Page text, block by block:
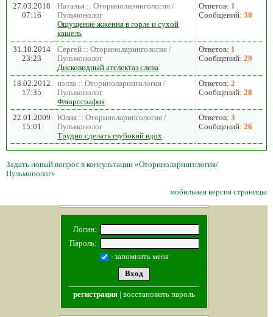
27.03.2018
07:16
Наталья :: Оториноларингология /
Пульмонолог
Ощущение жжения в горле и сухой
кашель
Ответов: 1
Сообщений: 30
31.10.2014
23:23
Сергей :: Оториноларингология /
Пульмонолог
Дисковидный ателектаз слева
Ответов: 1
Сообщений: 29
18.02.2012
17:35
нэлла :: Оториноларингология /
Пульмонолог
Флюрография
Ответов: 2
Сообщений: 28
22.01.2009
15:01
Юлия :: Оториноларингология /
Пульмонолог
Трудно сделать глубокий вдох
Ответов: 3
Сообщений: 26
Задать новый вопрос в консультации «Оториноларингология/
Пульмонолог»
мобильная версия страницы
Логин:
Пароль:
- запомнить меня
регистрация| восстановить пароль